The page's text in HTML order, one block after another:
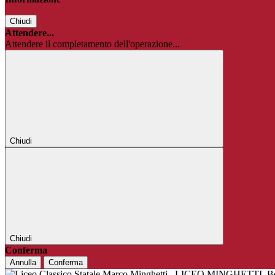
Chiudi
Attendere...
Attendere il completamento dell'operazione...
Chiudi
Chiudi
Conferma
Annulla Conferma